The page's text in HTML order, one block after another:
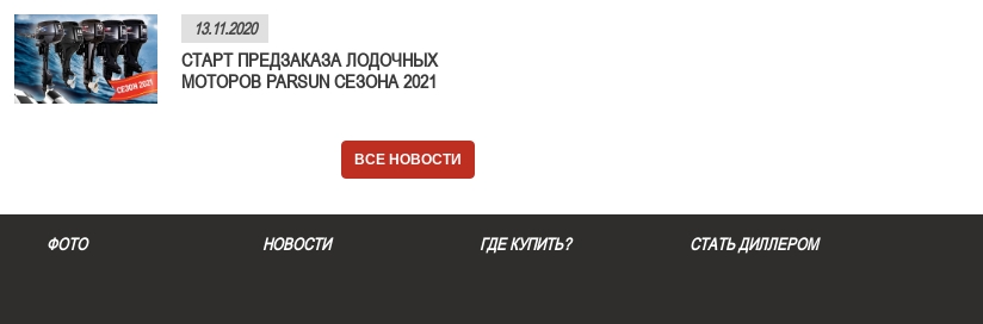
13.11.2020
СТАРТ ПРЕДЗАКАЗА ЛОДОЧНЫХ
МОТОРОВ PARSUN СЕЗОНА 2021
ВСЕ НОВОСТИ
ФОТО НОВОСТИ ГДЕ КУПИТЬ? СТАТЬ ДИЛЛЕРОМ